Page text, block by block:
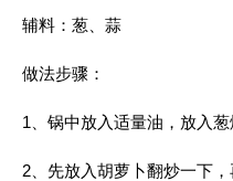
辅料：葱、蒜
做法步骤：
1、锅中放入适量油，放入葱
2、先放入胡萝卜翻炒一下，